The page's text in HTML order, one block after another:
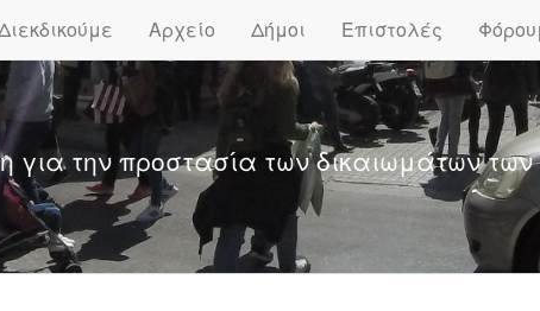
Αρχείο Δήμοι Επιστολές
για την προστασία των δικαιωμάτων